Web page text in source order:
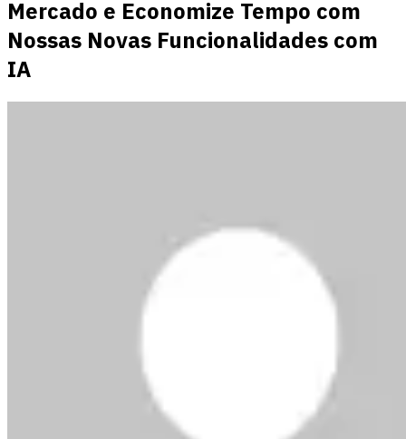
Mercado e Economize Tempo com
Nossas Novas Funcionalidades com
IA